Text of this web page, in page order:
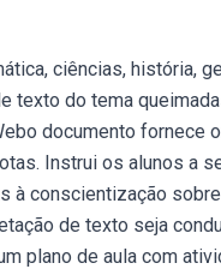
ciências, história,
texto do tema
documento fornece
Instrui os alunos a
conscientização
de texto seja
plano de aula com